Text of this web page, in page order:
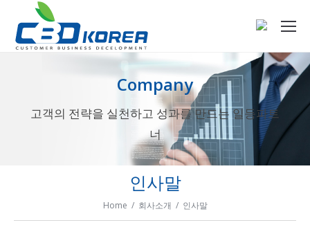
Company
고객의 전략을 실천하고 성과를 만드는 일등파트
너
인사말
Home / 회사소개 / 인사말